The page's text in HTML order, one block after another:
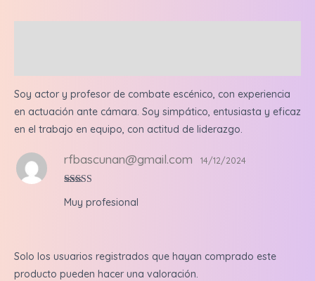
historias
Soy actor y profesor de combate escénico, con experiencia
en actuación ante cámara. Soy simpático, entusiasta y eficaz
en el trabajo en equipo, con actitud de liderazgo.
5de 5
rfbascunan@gmail.com 14/12/2024
Muy profesional
Solo los usuarios registrados que hayan comprado este
producto pueden hacer una valoración.